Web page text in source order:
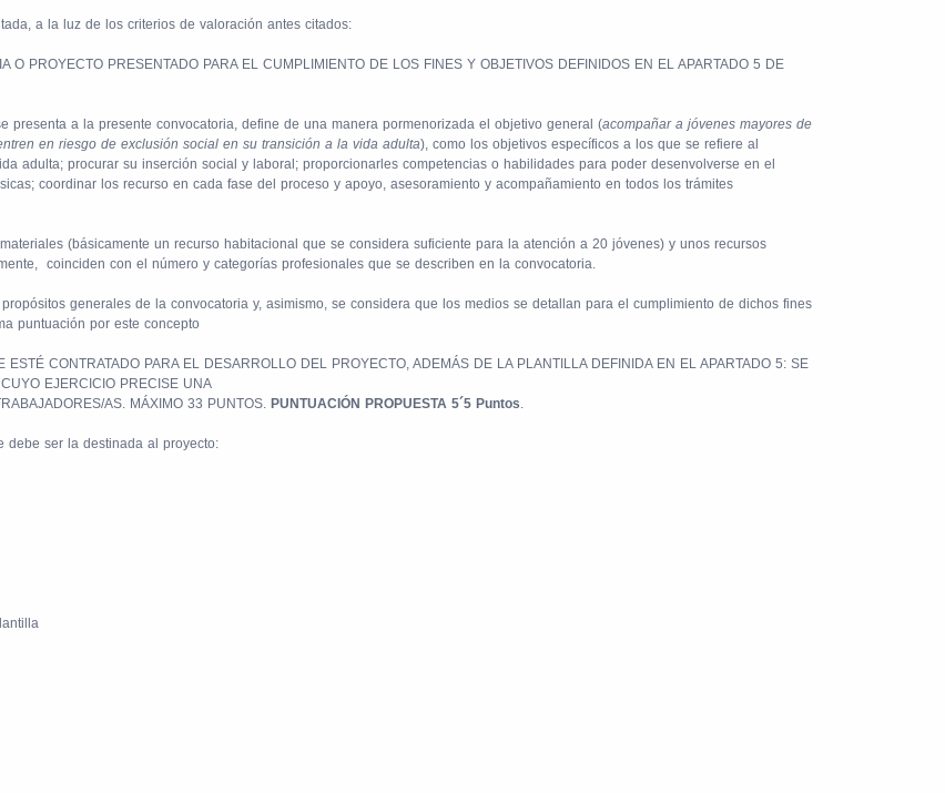
a la luz de los criterios de valoración antes citados:
O PROYECTO PRESENTADO PARA EL CUMPLIMIENTO DE LOS FINES Y OBJETIVOS DEFINIDOS EN EL APARTADO 5 DE
a la presente convocatoria, define de una manera pormenorizada el objetivo general (acompañar a jóvenes mayores de
en riesgo de exclusión social en su transición a la vida adulta), como los objetivos específicos a los que se refiere al
adulta; procurar su inserción social y laboral; proporcionarles competencias o habilidades para poder desenvolverse en el
coordinar los recurso en cada fase del proceso y apoyo, asesoramiento y acompañamiento en todos los trámites
(básicamente un recurso habitacional que se considera suficiente para la atención a 20 jóvenes) y unos recursos
coinciden con el número y categorías profesionales que se describen en la convocatoria.
generales de la convocatoria y, asimismo, se considera que los medios se detallan para el cumplimiento de dichos fines
puntuación por este concepto
CONTRATADO PARA EL DESARROLLO DEL PROYECTO, ADEMÁS DE LA PLANTILLA DEFINIDA EN EL APARTADO 5: SE
EJERCICIO PRECISE UNA
AS. MÁXIMO 33 PUNTOS. PUNTUACIÓN PROPUESTA 5´5 Puntos
debe ser la destinada al proyecto: